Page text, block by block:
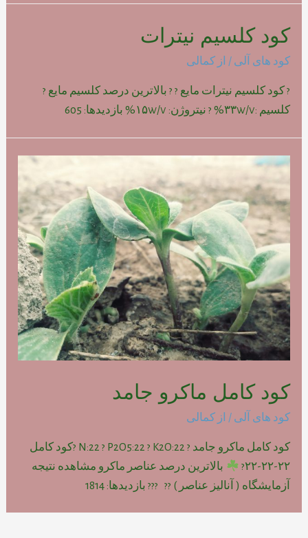
کود کلسیم نیترات
کود های آلی / از کمالی
? کود کلسیم نیترات مایع ? ? بالاترین درصد کلسیم مایع ?
کلسیم :۳۳w/v% ? نیتروژن: ۱۵w/v% بازدیدها: 605
کود کامل ماکرو جامد
کود های آلی / از کمالی
کود کامل ماکرو جامد ? N:22 ? P2O5:22 ? K2O:22 ?کود کامل
۲۲-۲۲-۲۲?
بالاترین درصد عناصر ماکرو مشاهده نتیجه
آزمایشگاه ( آنالیز عناصر ) ?? ??? بازدیدها: 1814